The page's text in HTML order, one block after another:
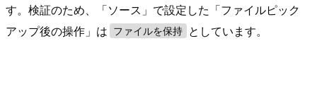
す。検証のため、「ソース」で設定した「ファイルピック
アップ後の操作」は
ファイルを保持 としています。